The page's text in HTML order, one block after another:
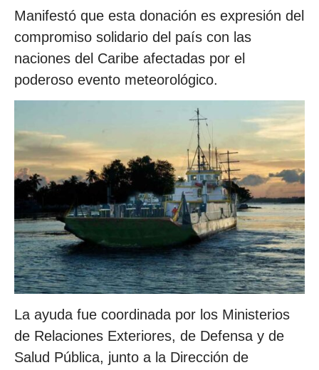
Manifestó que esta donación es expresión del
compromiso solidario del país con las
naciones del Caribe afectadas por el
poderoso evento meteorológico.
La ayuda fue coordinada por los Ministerios
de Relaciones Exteriores, de Defensa y de
Salud Pública, junto a la Dirección de